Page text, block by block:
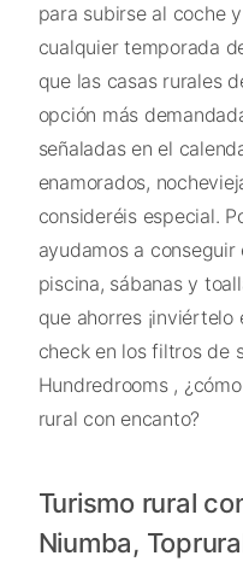
para subirse al coche
cualquier temporada
que las casas rurales
opción más
señaladas en el
enamorados,
consideréis especial.
ayudamos a
piscina, sábanas y
que ahorres
check en los filtros de
Hundredrooms ,
rural con encanto?
Turismo rural
Niumba,